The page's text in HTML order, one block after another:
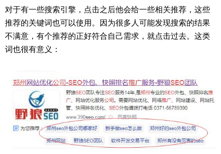
对于有一些搜索引擎，点击之后他会给一些相关推荐，这些
推荐的关键词也可以使用。因为很多人可能发现搜索的结果
不满意，有个推荐的正好符合自己需求，就点击过去。这类
词也很有意义：